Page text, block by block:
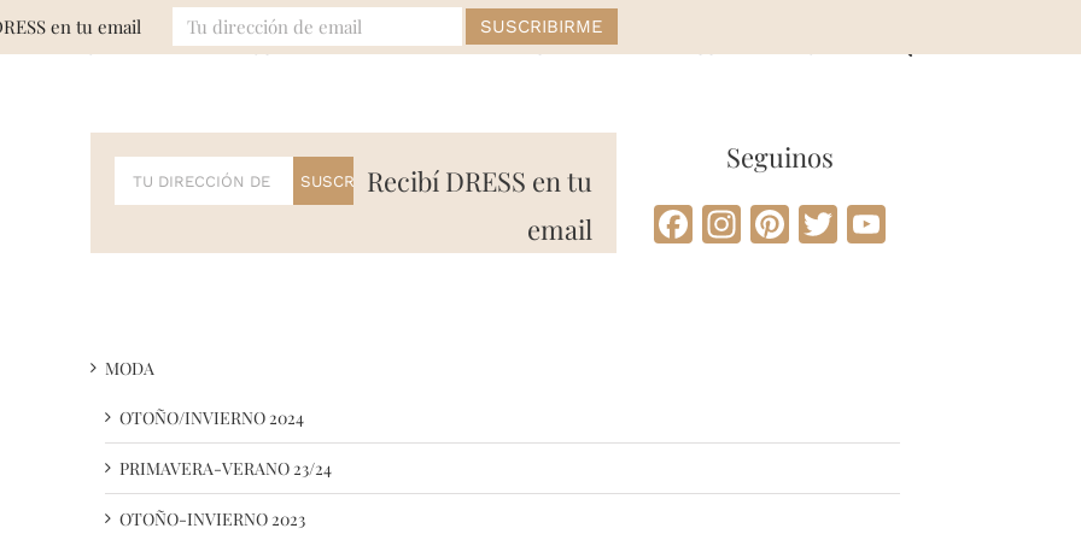
EVENTOS BELLEZA LIFESTYLE
Recibí DRESS en tu
email
Seguinos
Facebook
Instagram
Pinterest
Twitter
MODA
OTOÑO/INVIERNO 2024
PRIMAVERA-VERANO 23/24
OTOÑO-INVIERNO 2023
en tu email